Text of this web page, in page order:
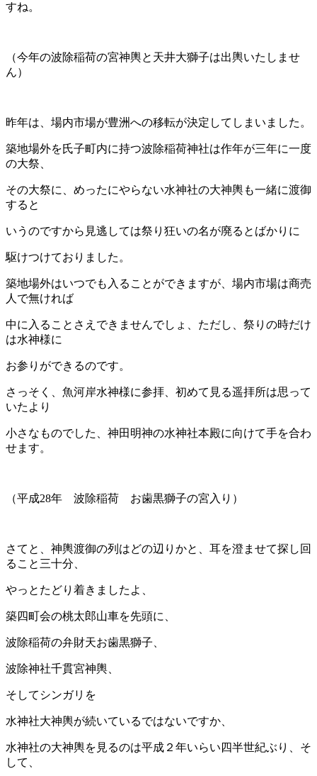
すね。
（今年の波除稲荷の宮神輿と天井大獅子は出輿いたしませ
ん）
昨年は、場内市場が豊洲への移転が決定してしまいました。
築地場外を氏子町内に持つ波除稲荷神社は作年が三年に一度
の大祭、
その大祭に、めったにやらない水神社の大神輿も一緒に渡御
すると
いうのですから見逃しては祭り狂いの名が廃るとばかりに
駆けつけておりました。
築地場外はいつでも入ることができますが、場内市場は商売
人で無ければ
中に入ることさえできませんでしょ、ただし、祭りの時だけ
は水神様に
お参りができるのです。
さっそく、魚河岸水神様に参拝、初めて見る遥拝所は思って
いたより
小さなものでした、神田明神の水神社本殿に向けて手を合わ
せます。
（平成28年 波除稲荷 お歯黒獅子の宮入り）
さてと、神輿渡御の列はどの辺りかと、耳を澄ませて探し回
ること三十分、
やっとたどり着きましたよ、
築四町会の桃太郎山車を先頭に、
波除稲荷の弁財天お歯黒獅子、
波除神社千貫宮神輿、
そしてシンガリを
水神社大神輿が続いているではないですか、
水神社の大神輿を見るのは平成２年いらい四半世紀ぶり、そ
して、